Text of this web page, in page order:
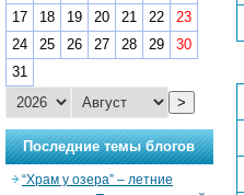
17
18 19 20 21 22
23
24
25 26 27 28 29
30
31
>
Последние темы блогов
“Храм у озера” – летние